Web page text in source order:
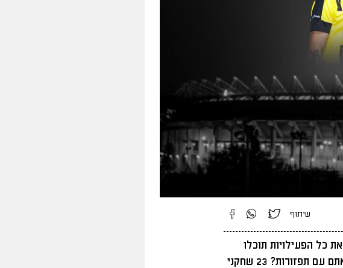
שיתוף
כל הפעילויות תוכלו
למצוא בדף החדש באתר - בית"ר KIDS מילניום. אז איך אתם עם תפזורות? 23 שחקני